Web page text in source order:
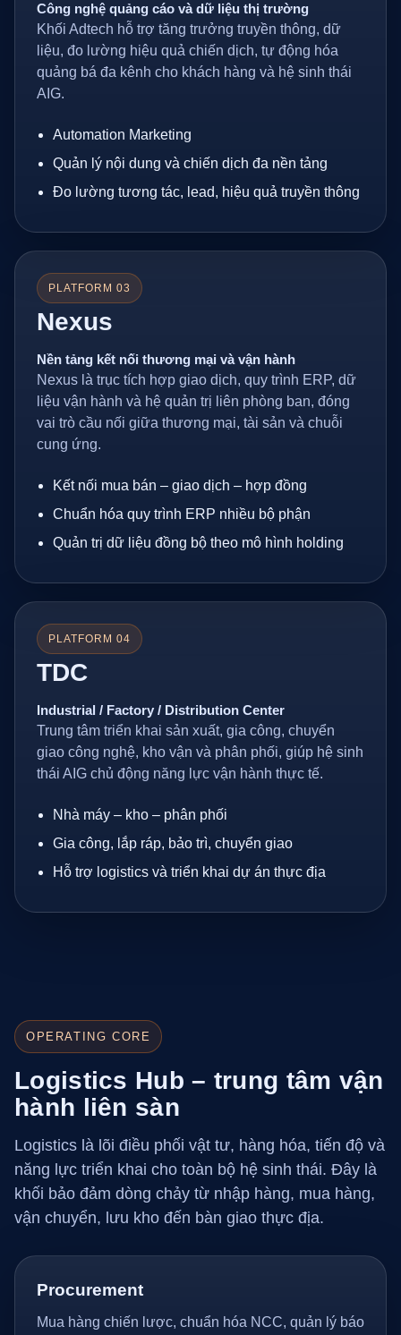
Công nghệ quảng cáo và dữ liệu thị trường
Khối Adtech hỗ trợ tăng trưởng truyền thông, dữ
liệu, đo lường hiệu quả chiến dịch, tự động hóa
quảng bá đa kênh cho khách hàng và hệ sinh thái
AIG.
Automation Marketing
Quản lý nội dung và chiến dịch đa nền tảng
Đo lường tương tác, lead, hiệu quả truyền thông
PLATFORM 03
Nexus
Nền tảng kết nối thương mại và vận hành
Nexus là trục tích hợp giao dịch, quy trình ERP, dữ
liệu vận hành và hệ quản trị liên phòng ban, đóng
vai trò cầu nối giữa thương mại, tài sản và chuỗi
cung ứng.
Kết nối mua bán – giao dịch – hợp đồng
Chuẩn hóa quy trình ERP nhiều bộ phận
Quản trị dữ liệu đồng bộ theo mô hình holding
PLATFORM 04
TDC
Industrial / Factory / Distribution Center
Trung tâm triển khai sản xuất, gia công, chuyển
giao công nghệ, kho vận và phân phối, giúp hệ sinh
thái AIG chủ động năng lực vận hành thực tế.
Nhà máy – kho – phân phối
Gia công, lắp ráp, bảo trì, chuyển giao
Hỗ trợ logistics và triển khai dự án thực địa
OPERATING CORE
Logistics Hub – trung tâm vận
hành liên sàn
Logistics là lõi điều phối vật tư, hàng hóa, tiến độ và
năng lực triển khai cho toàn bộ hệ sinh thái. Đây là
khối bảo đảm dòng chảy từ nhập hàng, mua hàng,
vận chuyển, lưu kho đến bàn giao thực địa.
Procurement
Mua hàng chiến lược, chuẩn hóa NCC, quản lý báo